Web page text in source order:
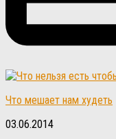
Что мешает нам худеть
03.06.2014